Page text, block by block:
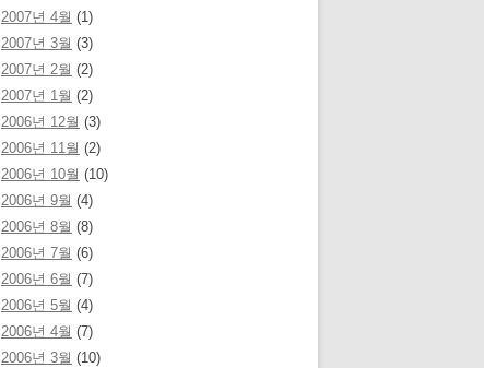
2007년 4월 (1)
2007년 3월 (3)
2007년 2월 (2)
2007년 1월 (2)
2006년 12월 (3)
2006년 11월 (2)
2006년 10월 (10)
2006년 9월 (4)
2006년 8월 (8)
2006년 7월 (6)
2006년 6월 (7)
2006년 5월 (4)
2006년 4월 (7)
2006년 3월 (10)